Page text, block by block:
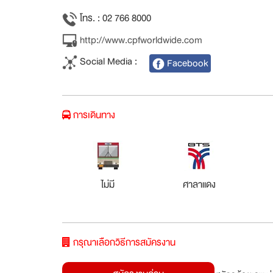
โทร. : 02 766 8000
http://www.cpfworldwide.com
Social Media :
Facebook
การเดินทาง
ไม่มี ศาลาแดง
กรุณาเลือกวิธีการสมัครงาน